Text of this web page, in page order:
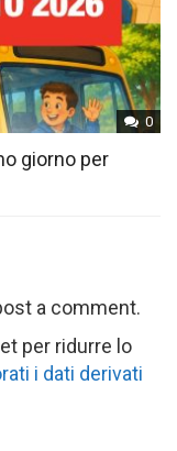
0
giorno per
a comment.
per ridurre lo
i dati derivati